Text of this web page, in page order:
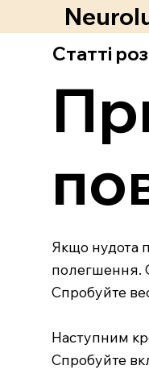
Статті
Якщо нудота
полегшення.
Спробуйте
Наступним
Спробуйте